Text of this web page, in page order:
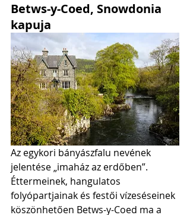
Betws-y-Coed, Snowdonia
kapuja
Az egykori bányászfalu nevének
jelentése „imaház az erdőben”.
Éttermeinek, hangulatos
folyópartjainak és festői vízeséseinek
köszönhetően Betws-y-Coed ma a